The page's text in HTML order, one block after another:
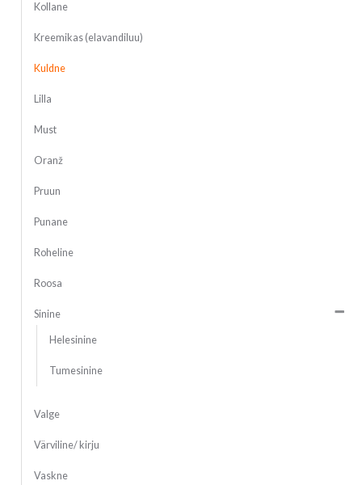
Kollane
Kreemikas (elavandiluu)
Kuldne
Lilla
Must
Oranž
Pruun
Punane
Roheline
Roosa
Sinine
Helesinine
Tumesinine
Valge
Värviline/ kirju
Vaskne